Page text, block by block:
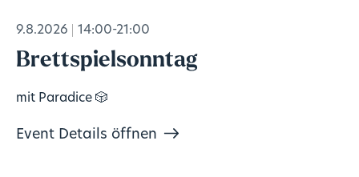
9.8.2026 14:00-21:00
Brettspielsonntag
mit Paradice 🎲
Event Details öffnen